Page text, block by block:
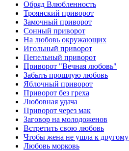
Обряд Влюбленность
Троянский приворот
Замочный приворот
Сонный приворот
На любовь окружающих
Игольный приворот
Пепельный приворот
Приворот "Вечная любовь"
Забыть прошлую любовь
Яблочный приворот
Приворот без греха
Любовная удача
Приворот через мак
Заговор на молодоженов
Встретить свою любовь
Чтобы жена не ушла к другому
Любовь морковь